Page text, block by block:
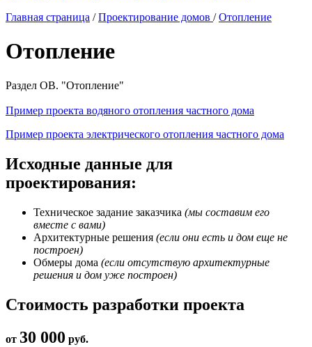
Главная страница / Проектирование домов / Отопление
Отопление
Раздел ОВ. "Отопление"
Пример проекта водяного отопления частного дома
Пример проекта электрического отопления частного дома
Исходные данные для
проектирования:
Техническое задание заказчика (мы составим его
вместе с вами)
Архитектурные решения (если они есть и дом еще не
построен)
Обмеры дома (если отсутствую архитектурные
решения и дом уже построен)
Стоимость разработки проекта
от 30 000 руб.